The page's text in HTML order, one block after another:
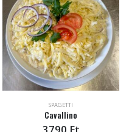
SPAGETTI
Cavallino